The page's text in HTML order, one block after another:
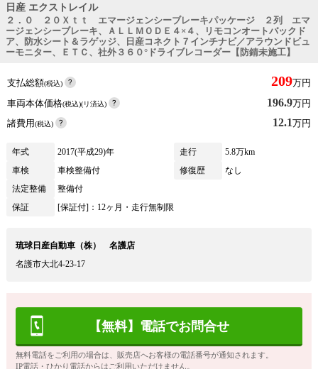
日産 エクストレイル
２．０ ２０Ｘｔｔ エマージェンシーブレーキパッケージ ２列 エマ
ージェンシーブレーキ、ＡＬＬＭＯＤＥ４×４、リモコンオートバックド
ア、防水シート＆ラゲッジ、日産コネクト７インチナビ／アラウンドビュ
ーモニター、ＥＴＣ、社外３６０°ドライブレコーダー【防錆未施工】
支払総額(税込) 209万円
車両本体価格(税込)(リ済込) 196.9万円
諸費用(税込) 12.1万円
年式 2017(平成29)年 走行
5.8万km
車検
車検整備付 修復歴
なし
法定整備
整備付
保証
[保証付]：12ヶ月・走行無制限
琉球日産自動車（株） 名護店
名護市大北4-23-17
【無料】電話でお問合せ
無料電話をご利用の場合は、販売店へお客様の電話番号が通知されます。
IP電話・ひかり電話からはご利用いただけません。